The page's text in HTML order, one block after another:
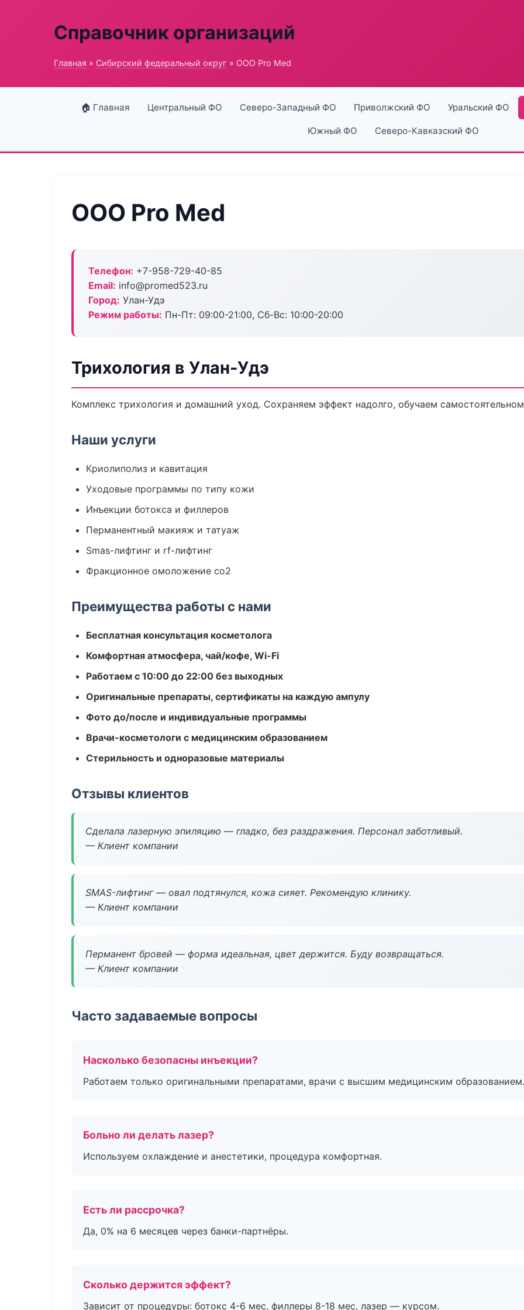
Справочник организаций
Главная » Сибирский федеральный округ » ООО Pro Med
🏠 Главная Центральный ФО Северо-Западный ФО Приволжский ФО Уральский ФО
Южный ФО Северо-Кавказский ФО
ООО Pro Med
Телефон: +7-958-729-40-85
Email: info@promed523.ru
Город: Улан-Удэ
Режим работы: Пн-Пт: 09:00-21:00, Сб-Вс: 10:00-20:00
Трихология в Улан-Удэ
Комплекс трихология и домашний уход. Сохраняем эффект надолго, обучаем
Наши услуги
Криолиполиз и кавитация
Уходовые программы по типу кожи
Инъекции ботокса и филлеров
Перманентный макияж и татуаж
Smas-лифтинг и rf-лифтинг
Фракционное омоложение co2
Преимущества работы с нами
Бесплатная консультация косметолога
Комфортная атмосфера, чай/кофе, Wi-Fi
Работаем с 10:00 до 22:00 без выходных
Оригинальные препараты, сертификаты на каждую ампулу
Фото до/после и индивидуальные программы
Врачи-косметологи с медицинским образованием
Стерильность и одноразовые материалы
Отзывы клиентов
Сделала лазерную эпиляцию — гладко, без раздражения. Персонал заботливый.
— Клиент компании
SMAS-лифтинг — овал подтянулся, кожа сияет. Рекомендую клинику.
— Клиент компании
Перманент бровей — форма идеальная, цвет держится. Буду возвращаться.
— Клиент компании
Часто задаваемые вопросы
Насколько безопасны инъекции?
Работаем только оригинальными препаратами, врачи с высшим медицинским образованием.
Больно ли делать лазер?
Используем охлаждение и анестетики, процедура комфортная.
Есть ли рассрочка?
Да, 0% на 6 месяцев через банки-партнёры.
Сколько держится эффект?
Зависит от процедуры: ботокс 4-6 мес, филлеры 8-18 мес, лазер — курсом.